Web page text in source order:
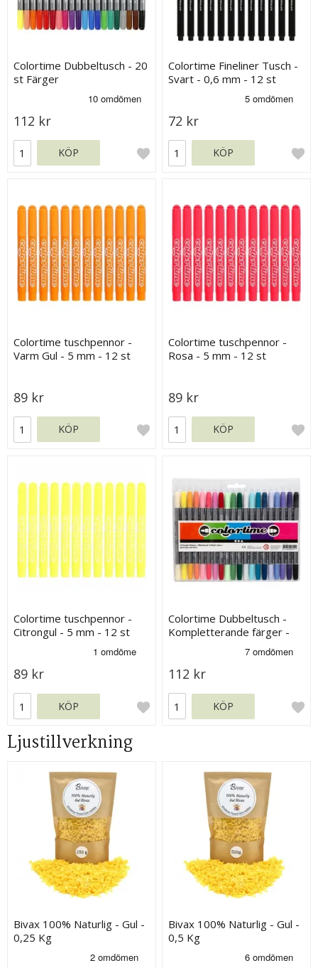
Colortime Dubbeltusch - 20
st Färger
112 kr
KÖP
Colortime Fineliner Tusch -
Svart - 0,6 mm - 12 st
72 kr
KÖP
Colortime tuschpennor -
Varm Gul - 5 mm - 12 st
89 kr
KÖP
Colortime tuschpennor -
Rosa - 5 mm - 12 st
89 kr
KÖP
Colortime tuschpennor -
Citrongul - 5 mm - 12 st
89 kr
KÖP
Colortime Dubbeltusch -
Kompletterande färger -
112 kr
KÖP
Ljustillverkning
Bivax 100% Naturlig - Gul -
0,25 Kg
Bivax 100% Naturlig - Gul -
0,5 Kg